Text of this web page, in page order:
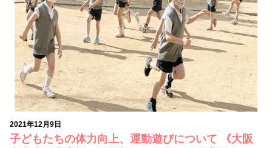
2021年12月9日
子どもたちの体力向上、運動遊びについて 《大阪